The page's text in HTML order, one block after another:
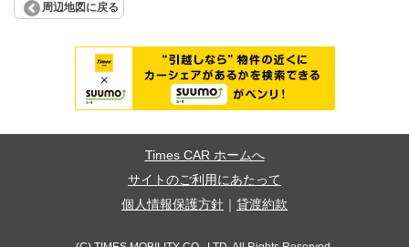
周辺地図に戻る
Times CAR ホームへ
サイトのご利用にあたって
個人情報保護方針
貸渡約款